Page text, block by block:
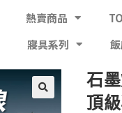
熱賣商品
寢具系列
石
頂